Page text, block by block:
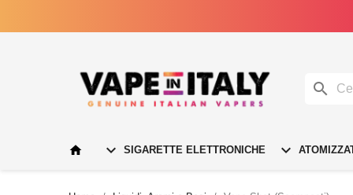

  SIGARETTE ELETTRONICHE 